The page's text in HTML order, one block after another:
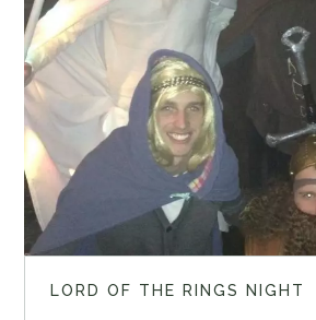
LORD OF THE RINGS NIGHT